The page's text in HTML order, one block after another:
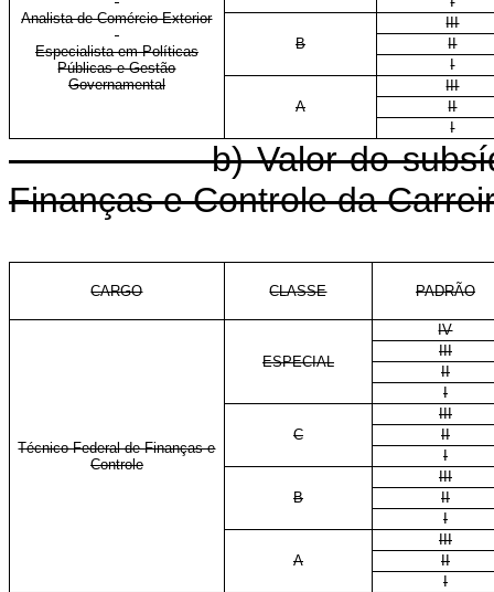
Analista de Comércio Exterior
Especialista em Políticas
Públicas e Gestão
Governamental
B
III
II
I
A
III
II
I
b) Valor do subsídio do
Finanças e Controle da
CARGO CLASSE PADRÃO
Técnico Federal de Finanças e
Controle
ESPECIAL
IV
III
II
I
C
III
II
I
B
III
II
I
A
III
II
I